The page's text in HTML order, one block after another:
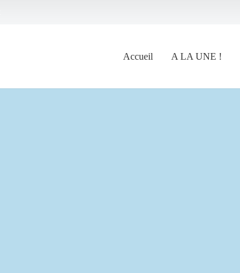
Accueil A LA UNE !